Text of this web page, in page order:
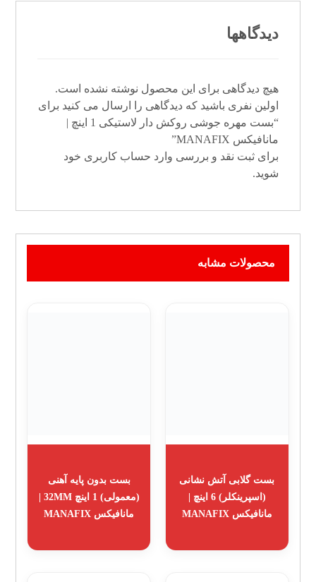
دیدگاهها
هیچ دیدگاهی برای این محصول نوشته نشده است.
اولین نفری باشید که دیدگاهی را ارسال می کنید برای
“بست مهره جوشی روکش دار لاستیکی 1 اینچ |
مانافیکس MANAFIX”
برای ثبت نقد و بررسی وارد حساب کاربری خود
شوید.
محصولات مشابه
بست گلابی آتش نشانی
(اسپرینکلر) 6 اینچ |
مانافیکس MANAFIX
بست بدون پایه آهنی
مانافیکس MANAFIX